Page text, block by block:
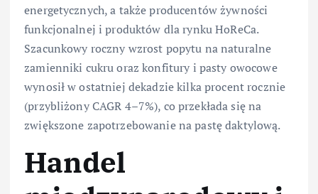
energetycznych, a także producentów żywności
funkcjonalnej i produktów dla rynku HoReCa.
Szacunkowy roczny wzrost popytu na naturalne
zamienniki cukru oraz konfitury i pasty owocowe
wynosił w ostatniej dekadzie kilka procent rocznie
(przybliżony CAGR 4–7%), co przekłada się na
zwiększone zapotrzebowanie na pastę daktylową.
Handel